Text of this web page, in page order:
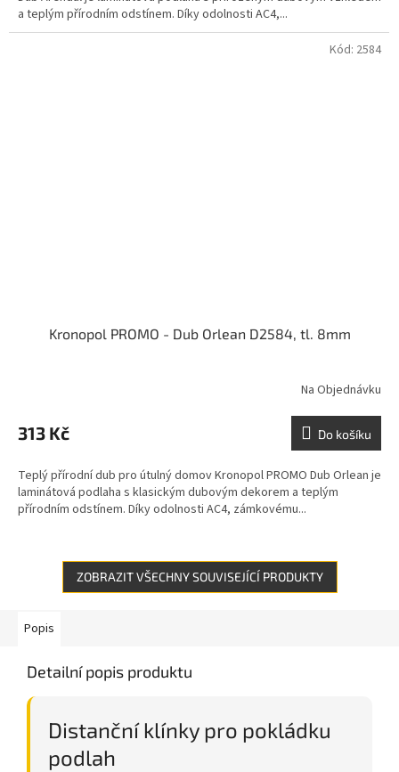
a teplým přírodním odstínem. Díky odolnosti AC4,...
Kronopol PROMO - Dub Orlean D2584, tl. 8mm
Na Objednávku
313 Kč Do košíku
Teplý přírodní dub pro útulný domov Kronopol PROMO Dub Orlean je
laminátová podlaha s klasickým dubovým dekorem a teplým
přírodním odstínem. Díky odolnosti AC4, zámkovému...
Kód: 2584
ZOBRAZIT VŠECHNY SOUVISEJÍCÍ PRODUKTY
Popis
Detailní popis produktu
Distanční klínky pro pokládku
podlah